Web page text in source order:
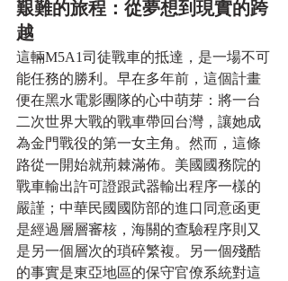
艱難的旅程：從夢想到現實的跨
越
這輛M5A1司徒戰車的抵達，是一場不可
能任務的勝利。早在多年前，這個計畫
便在黑水電影團隊的心中萌芽：將一台
二次世界大戰的戰車帶回台灣，讓她成
為金門戰役的第一女主角。然而，這條
路從一開始就荊棘滿佈。美國國務院的
戰車輸出許可證跟武器輸出程序一樣的
嚴謹；中華民國國防部的進口同意函更
是經過層層審核，海關的查驗程序則又
是另一個層次的瑣碎繁複。另一個殘酷
的事實是東亞地區的保守官僚系統對這